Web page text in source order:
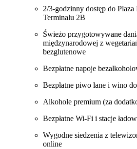
2/3-godzinny dostęp do
Terminalu 2B
Świeżo przygotowywane
międzynarodowej z
bezglutenowe
Bezpłatne napoje
Bezpłatne piwo lane i wino
Alkohole premium (za
Bezpłatne Wi-Fi i stacje
Wygodne siedzenia z
online